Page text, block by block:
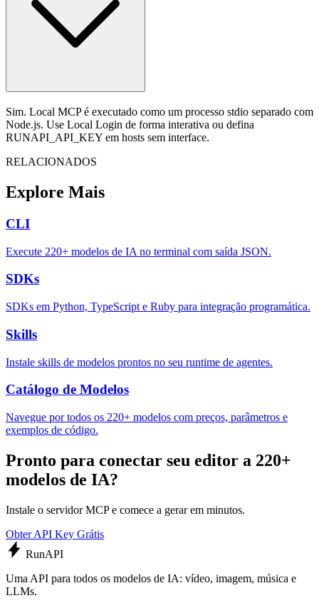
Sim. Local MCP é executado como um processo stdio separado com
Node.js. Use Local Login de forma interativa ou defina
RUNAPI_API_KEY em hosts sem interface.
RELACIONADOS
Explore Mais
CLI
Execute 220+ modelos de IA no terminal com saída JSON.
SDKs
SDKs em Python, TypeScript e Ruby para integração programática.
Skills
Instale skills de modelos prontos no seu runtime de agentes.
Catálogo de Modelos
Navegue por todos os 220+ modelos com preços, parâmetros e
exemplos de código.
Pronto para conectar seu editor a 220+
modelos de IA?
Instale o servidor MCP e comece a gerar em minutos.
Obter API Key Grátis
RunAPI
Uma API para todos os modelos de IA: vídeo, imagem, música e
LLMs.